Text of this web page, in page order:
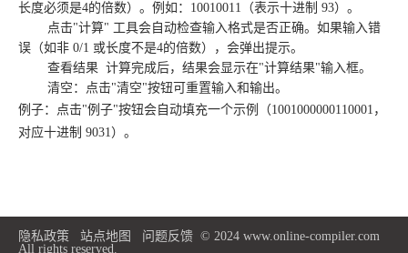
长度必须是4的倍数）。例如：10010011（表示十进制 93）。
点击"计算" 工具会自动检查输入格式是否正确。如果输入错
误（如非 0/1 或长度不是4的倍数），会弹出提示。
查看结果 计算完成后，结果会显示在"计算结果"输入框。
清空：点击"清空"按钮可重置输入和输出。
例子：点击"例子"按钮会自动填充一个示例（1001000000110001，
对应十进制 9031）。
隐私政策 站点地图 问题反馈 © 2024 www.online-compiler.com
All rights reserved.